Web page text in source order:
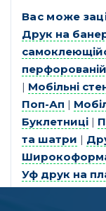
Вас може
Друк на
перфорованій
| Мобільні
Поп-Ап |
Буклетниці |
та шатри |
Уф друк на